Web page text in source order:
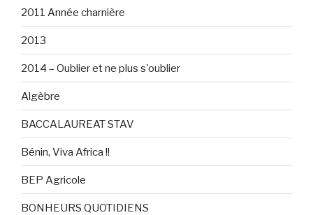
2011 Année charnière
2013
2014 – Oublier et ne plus s'oublier
Algèbre
BACCALAUREAT STAV
Bénin, Viva Africa !!
BEP Agricole
BONHEURS QUOTIDIENS